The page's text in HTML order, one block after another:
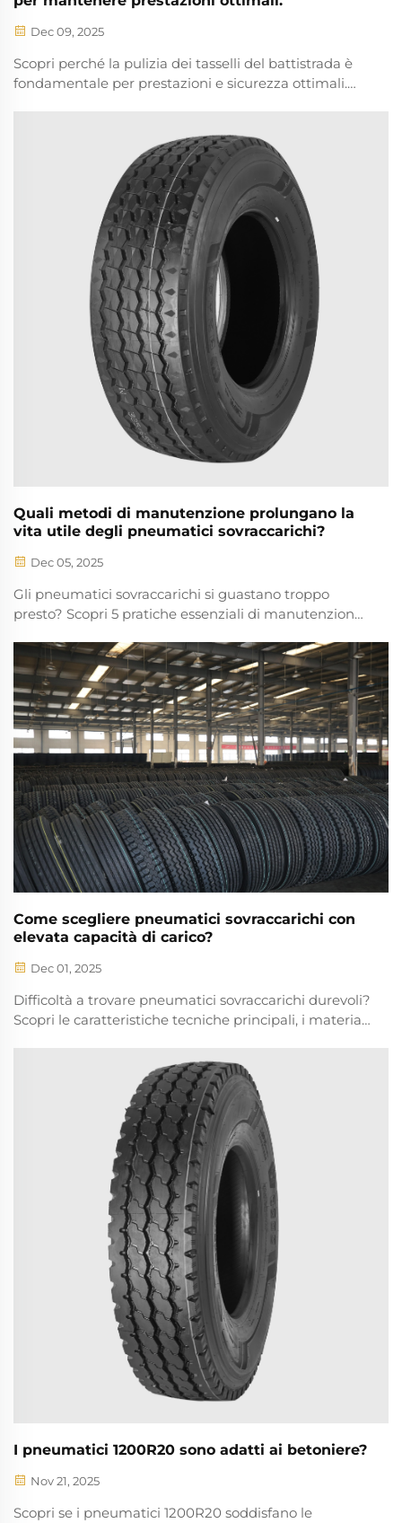
Dec 09, 2025
Scopri perché la pulizia dei tasselli del battistrada è
fondamentale per prestazioni e sicurezza ottimali.
Quali metodi di manutenzione prolungano la
vita utile degli pneumatici sovraccarichi?
Dec 05, 2025
Gli pneumatici sovraccarichi si guastano troppo
presto? Scopri 5 pratiche essenziali di manutenzione
una corretta manutenzione riduce i costi di
sostituzione e migliora le prestazioni. Richiedi subito
la guida completa.
Come scegliere pneumatici sovraccarichi con
elevata capacità di carico?
Dec 01, 2025
Difficoltà a trovare pneumatici sovraccarichi durevoli?
Scopri le caratteristiche tecniche principali, i materiali
di carico e una lunga durata. Ottieni subito i consigli
I pneumatici 1200R20 sono adatti ai betoniere?
Nov 21, 2025
Scopri se i pneumatici 1200R20 soddisfano le